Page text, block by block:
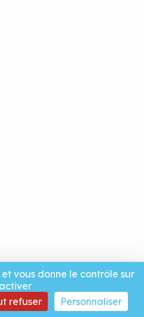
vous donne le contrôle sur
refuser Personnaliser